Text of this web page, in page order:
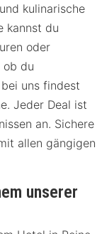
kulinarische
kannst du
oder
ob du
uns findest
Jeder Deal ist
an. Sichere
allen gängigen
unserer